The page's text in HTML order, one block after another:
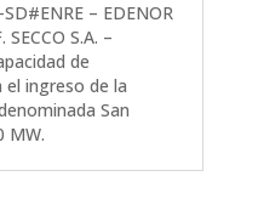
– EDENOR
SECCO S.A. –
de
ingreso de la
San
MW.